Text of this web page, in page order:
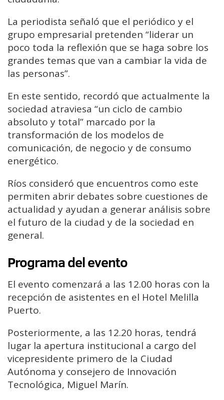
La periodista señaló que el periódico y el
grupo empresarial pretenden “liderar un
poco toda la reflexión que se haga sobre los
grandes temas que van a cambiar la vida de
las personas”.
En este sentido, recordó que actualmente la
sociedad atraviesa “un ciclo de cambio
absoluto y total” marcado por la
transformación de los modelos de
comunicación, de negocio y de consumo
energético.
Ríos consideró que encuentros como este
permiten abrir debates sobre cuestiones de
actualidad y ayudan a generar análisis sobre
el futuro de la ciudad y de la sociedad en
general.
Programa del evento
El evento comenzará a las 12.00 horas con la
recepción de asistentes en el Hotel Melilla
Puerto.
Posteriormente, a las 12.20 horas, tendrá
lugar la apertura institucional a cargo del
vicepresidente primero de la Ciudad
Autónoma y consejero de Innovación
Tecnológica, Miguel Marín.